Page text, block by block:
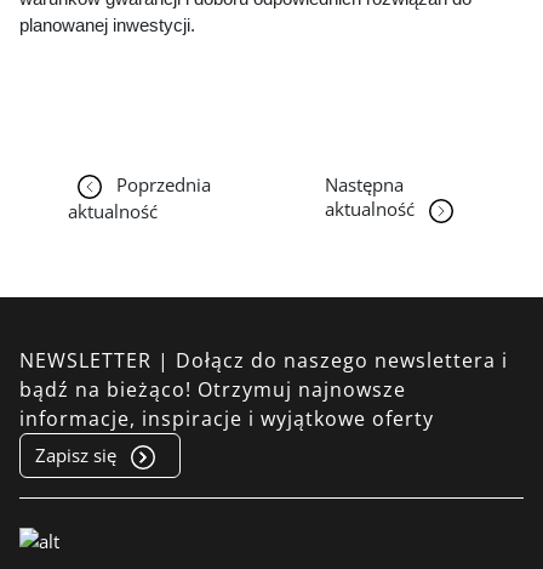
planowanej inwestycji.
Poprzednia
aktualność
Następna
aktualność
NEWSLETTER | Dołącz do naszego newslettera i
bądź na bieżąco! Otrzymuj najnowsze
informacje, inspiracje i wyjątkowe oferty
Zapisz się